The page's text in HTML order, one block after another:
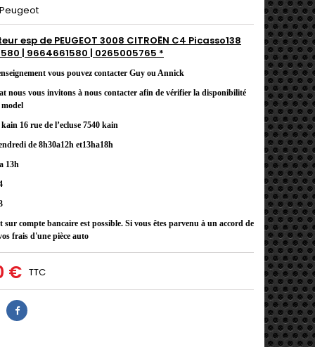
Peugeot
esp de PEUGEOT 3008 CITROËN C4 Picasso138
| 9664661580 | 0265005765 *
vous pouvez contacter Guy ou Annick
nous vous invitons à nous contacter afin de vérifier la disponibilité
16 rue de l’ecluse 7540 kain
de 8h30a12h et13ha18h
13h
sur compte bancaire est possible. Si vous êtes parvenu à un accord de
frais d'une pièce auto
€ TTC